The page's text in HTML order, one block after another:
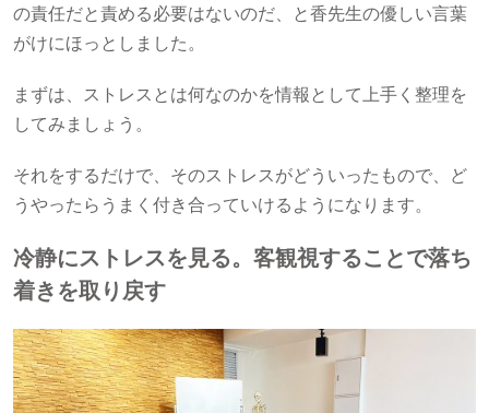
の責任だと責める必要はないのだ、と香先生の優しい言葉
がけにほっとしました。
まずは、ストレスとは何なのかを情報として上手く整理を
してみましょう。
それをするだけで、そのストレスがどういったもので、ど
うやったらうまく付き合っていけるようになります。
冷静にストレスを見る。客観視することで落ち
着きを取り戻す